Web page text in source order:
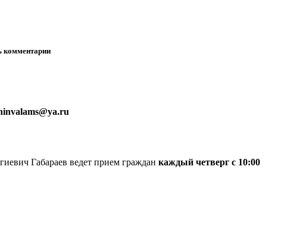
комментарии
Габараев ведет прием граждан каждый четверг с 10:00